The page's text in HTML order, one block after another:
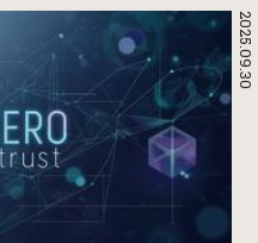
2025.09.30